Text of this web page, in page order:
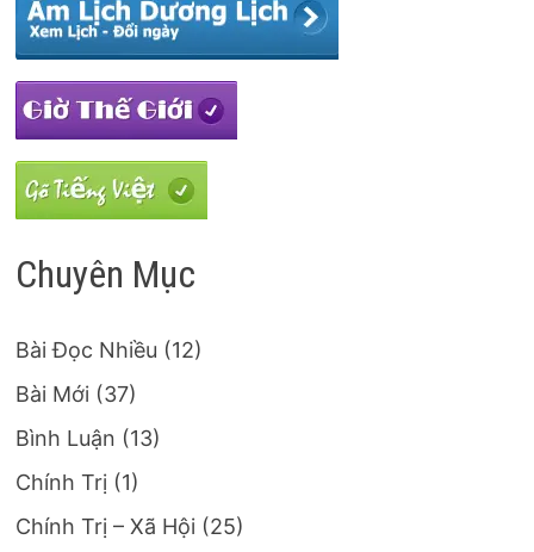
Chuyên Mục
Bài Đọc Nhiều (12)
Bài Mới (37)
Bình Luận (13)
Chính Trị (1)
Chính Trị – Xã Hội (25)